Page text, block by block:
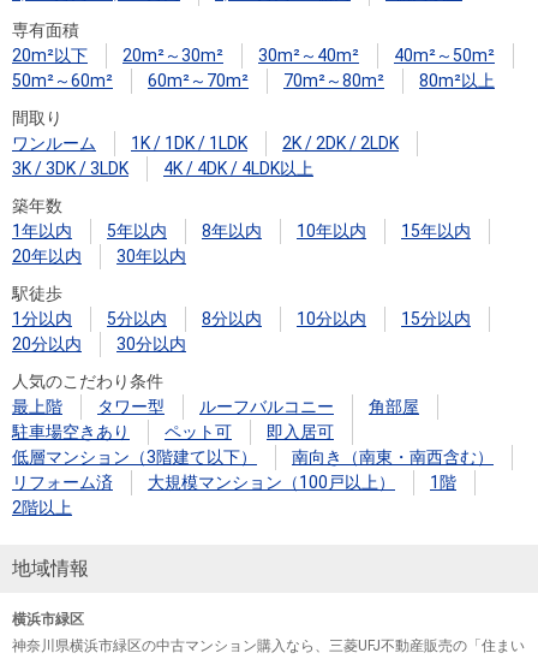
専有面積
20m²以下
20m²～30m² 30m²～40m²
40m²～50m²
50m²～60m²
60m²～70m² 70m²～80m²
80m²以上
間取り
ワンルーム
1K / 1DK / 1LDK
2K / 2DK / 2LDK
3K / 3DK / 3LDK
4K / 4DK / 4LDK以上
築年数
1年以内
5年以内 8年以内 10年以内
15年以内
20年以内
30年以内
駅徒歩
1分以内
5分以内 8分以内 10分以内
15分以内
20分以内
30分以内
人気のこだわり条件
最上階
タワー型 ルーフバルコニー
角部屋
駐車場空きあり
ペット可
即入居可
低層マンション（3階建て以下）
南向き（南東・南西含む）
リフォーム済
大規模マンション（100戸以上）
1階
2階以上
地域情報
横浜市緑区
神奈川県横浜市緑区の中古マンション購入なら、三菱UFJ不動産販売の「住まい